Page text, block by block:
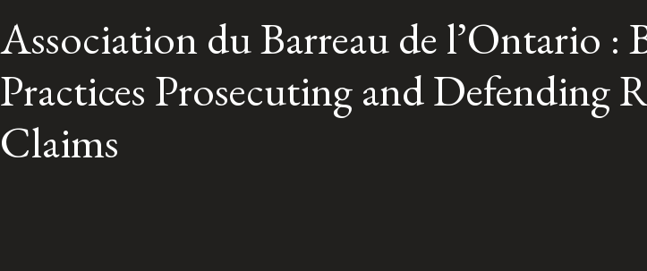
Association du Barreau de l’Ontario :
Practices Prosecuting and Defending
Claims